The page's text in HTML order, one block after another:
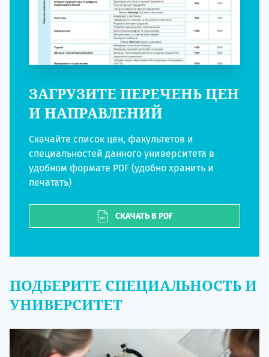
ЗАГРУЗИТЕ ПЕРЕЧЕНЬ ЦЕН
И НАПРАВЛЕНИЙ
Скачайте список цен, факультетов и
специальностей данного университета в
удобном формате PDF (удобно хранить и
печатать)
СКАЧАТЬ В PDF
ПОДБЕРИТЕ СПЕЦИАЛЬНОСТЬ И
УНИВЕРСИТЕТ